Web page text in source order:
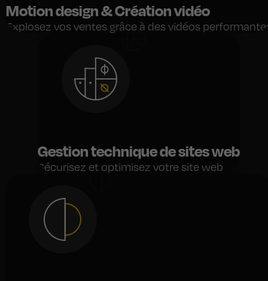
Motion design & Création vidéo
Explosez vos ventes grâce à des vidéos
Gestion technique de sites web
Sécurisez et optimisez votre site web